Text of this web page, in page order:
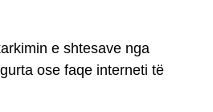
e shtesave nga
ose faqe interneti të